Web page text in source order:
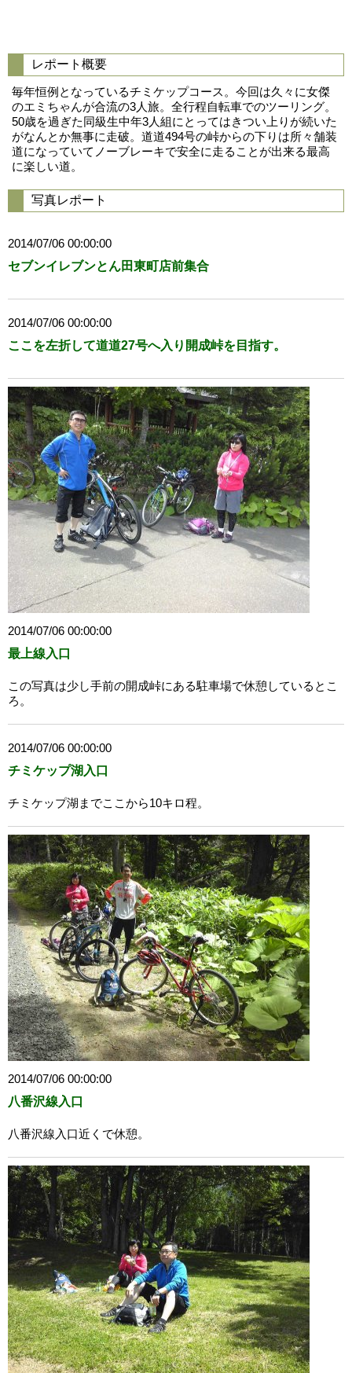
レポート概要
毎年恒例となっているチミケップコース。今回は久々に女傑
のエミちゃんが合流の3人旅。全行程自転車でのツーリング。
50歳を過ぎた同級生中年3人組にとってはきつい上りが続いた
がなんとか無事に走破。道道494号の峠からの下りは所々舗装
道になっていてノーブレーキで安全に走ることが出来る最高
に楽しい道。
写真レポート
2014/07/06 00:00:00
セブンイレブンとん田東町店前集合
2014/07/06 00:00:00
ここを左折して道道27号へ入り開成峠を目指す。
2014/07/06 00:00:00
最上線入口
この写真は少し手前の開成峠にある駐車場で休憩しているとこ
ろ。
2014/07/06 00:00:00
チミケップ湖入口
チミケップ湖までここから10キロ程。
2014/07/06 00:00:00
八番沢線入口
八番沢線入口近くで休憩。